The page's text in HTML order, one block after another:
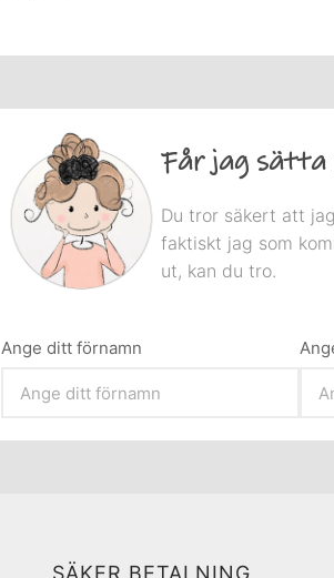
Får jag sätta
Du tror säkert att
faktiskt jag som
ut, kan du tro.
Ange ditt förnamn
SÄKER BETALNING